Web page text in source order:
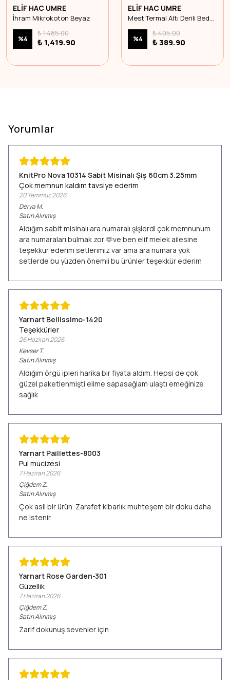
ELİF HAC UMRE
İhram Mikrokoton Beyaz
%4
₺ 1,485.00
₺ 1,419.90
ELİF HAC UMRE
Mest Termal Altı Derili Beden 41
%4
₺ 405.00
₺ 389.90
Yorumlar
KnitPro Nova 10314 Sabit Misinalı Şiş 60cm 3.25mm
Çok memnun kaldım tavsiye ederim
20 Temmuz 2026
DeryaM.
Satın Alınmış
Aldığım sabit misinalı ara numaralı şişlerdi çok memnunum
ara numaraları bulmak zor 🫶ve ben elif melek ailesine
teşekkür ederim setlerimiz var ama ara numara yok
setlerde bu yüzden önemli bu ürünler teşekkür ederim
Yarnart Bellissimo-1420
Teşekkürler
26 Haziran 2026
Kevser T.
Satın Alınmış
Aldığım örgü ipleri harika bir fiyata aldım. Hepsi de çok
güzel paketlenmişti elime sapasağlam ulaştı emeğinize
sağlık
Yarnart Paillettes-8003
Pul mucizesi
7 Haziran 2026
ÇiğdemZ.
Satın Alınmış
Çok asil bir ürün. Zarafet kibarlık muhteşem bir doku daha
ne istenir.
Yarnart Rose Garden-301
Güzellik
7 Haziran 2026
ÇiğdemZ.
Satın Alınmış
Zarif dokunuş sevenler için